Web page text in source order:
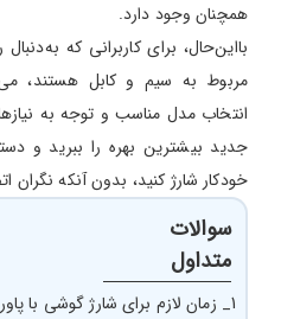
همچنان وجود دارد.
بااین‌حال، برای کاربرانی که
مربوط به سیم‌ و کابل‌ هستند،
انتخاب مدل مناسب و توجه به
جدید بیشترین بهره را ببرید و
خودکار شارژ کنید، بدون آنکه
سوالات
متداول
1_ زمان لازم برای شارژ گوشی با پاوربانک بی‌سیم چقدر است؟